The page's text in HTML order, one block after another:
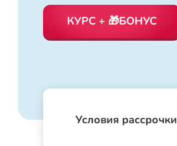
КУРС + 🎁БОНУС
Условия рассрочки